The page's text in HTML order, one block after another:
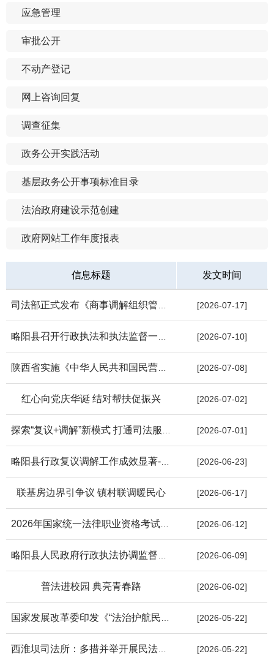
应急管理
审批公开
不动产登记
网上咨询回复
调查征集
政务公开实践活动
基层政务公开事项标准目录
法治政府建设示范创建
政府网站工作年度报表
信息标题 发文时间
司法部正式发布《商事调解组织管理办法》，全国商事调解组织的设... [2026-07-17]
略阳县召开行政执法和执法监督一体化平台推广应用推进会暨业务培... [2026-07-10]
陕西省实施《中华人民共和国民营经济促进法》办法 [2026-07-08]
红心向党庆华诞 结对帮扶促振兴 [2026-07-02]
探索“复议+调解”新模式 打通司法服务群众“最后一公里” [2026-07-01]
略阳县行政复议调解工作成效显著----复议解难纾民困，携手共治促... [2026-06-23]
联基房边界引争议 镇村联调暖民心 [2026-06-17]
2026年国家统一法律职业资格考试公告相关政策规定问答 [2026-06-12]
略阳县人民政府行政执法协调监督局关于确认防范和处置非法集资行... [2026-06-09]
普法进校园 典亮青春路 [2026-06-02]
国家发展改革委印发《“法治护航民营经济”行动方案》 [2026-05-22]
西淮坝司法所：多措并举开展民法典宣传月活动 [2026-05-22]